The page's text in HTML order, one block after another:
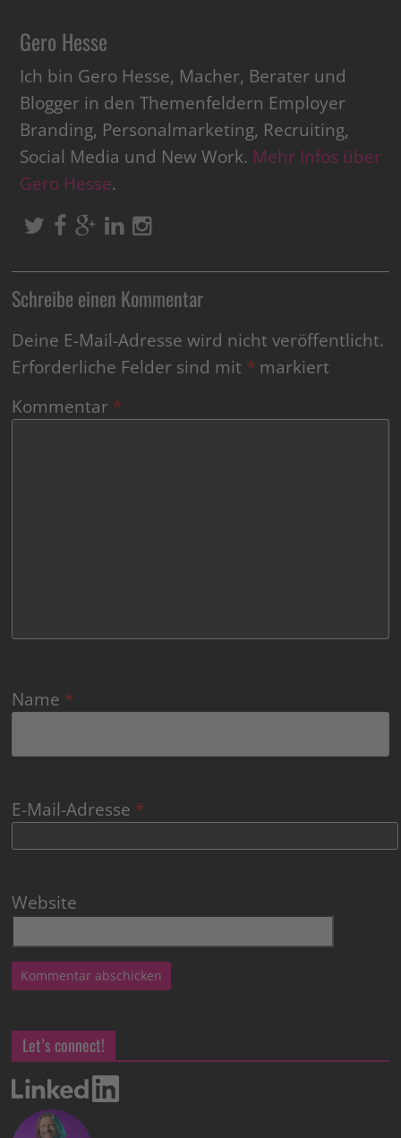
Gero Hesse
Ich bin Gero Hesse, Macher, Berater und
Blogger in den Themenfeldern Employer
Branding, Personalmarketing, Recruiting,
Social Media und New Work. Mehr Infos über
Gero Hesse.
Schreibe einen Kommentar
Deine E-Mail-Adresse wird nicht veröffentlicht.
Erforderliche Felder sind mit * markiert
Kommentar *
Name *
E-Mail-Adresse *
Website
Let’s connect!